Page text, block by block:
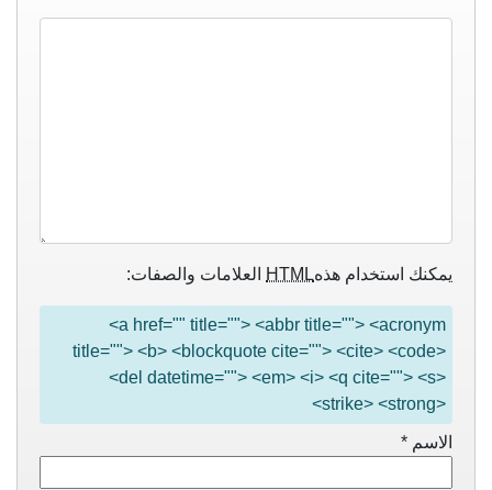
يمكنك استخدام هذهHTML العلامات والصفات:
<a href="" title=""> <abbr title=""> <acronym
title=""> <b> <blockquote cite=""> <cite> <code>
<del datetime=""> <em> <i> <q cite=""> <s>
<strike> <strong>
الاسم *